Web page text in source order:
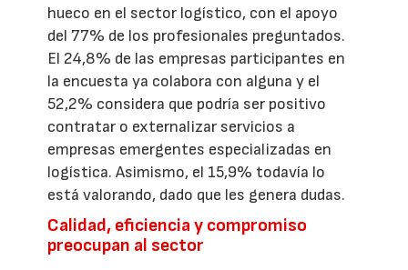
hueco en el sector logístico, con el apoyo
del 77% de los profesionales preguntados.
El 24,8% de las empresas participantes en
la encuesta ya colabora con alguna y el
52,2% considera que podría ser positivo
contratar o externalizar servicios a
empresas emergentes especializadas en
logística. Asimismo, el 15,9% todavía lo
está valorando, dado que les genera dudas.
Calidad, eficiencia y compromiso
preocupan al sector